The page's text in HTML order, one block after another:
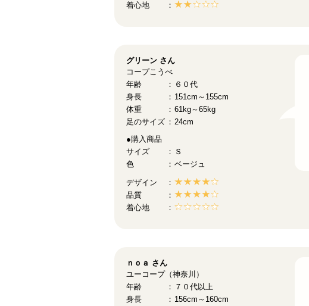
着心地
グリーン さん
コープこうべ
年齢
６０代
身長
151cm～155cm
体重
61kg～65kg
足のサイズ
24cm
●購入商品
サイズ
Ｓ
色
ベージュ
デザイン
品質
着心地
ｎｏａ さん
ユーコープ（神奈川）
年齢
７０代以上
身長
156cm～160cm